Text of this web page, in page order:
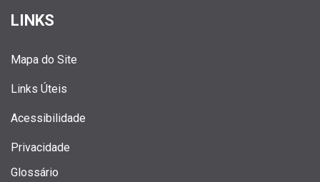
LINKS
Mapa do Site
Links Úteis
Acessibilidade
Privacidade
Glossário